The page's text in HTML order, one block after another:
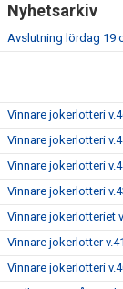
Nyhetsarkiv
Avslutning lördag 19
Vinnare jokerlotteri
Vinnare jokerlotteri
Vinnare jokerlotteri
Vinnare jokerlotteri
Vinnare jokerlotteriet
Vinnare jokerlotter v.41
Vinnare jokerlotteri